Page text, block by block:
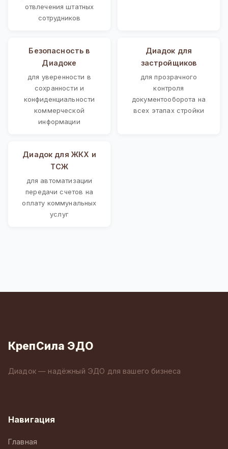
отвлечения штатных
сотрудников
Безопасность в
Диадоке
для уверенности в
сохранности и
конфиденциальности
коммерческой
информации
Диадок для
застройщиков
для прозрачного
контроля
документооборота на
всех этапах стройки
Диадок для ЖКХ и
ТСЖ
для автоматизации
передачи счетов на
оплату коммунальных
услуг
КрепСила ЭДО
Диадок — надёжный ЭДО для вашего бизнеса
Навигация
Главная